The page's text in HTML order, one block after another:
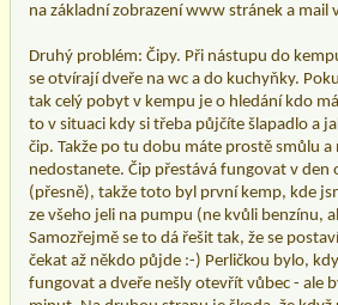
na základní zobrazení www stránek a mail
Druhý problém: Čipy. Při nástupu do
se otvírají dveře na wc a do kuchyňky.
tak celý pobyt v kempu je o hledání kdo
to v situaci kdy si třeba půjčíte šlapadlo a
čip. Takže po tu dobu máte prostě smůlu a
nedostanete. Čip přestává fungovat v den
(přesně), takže toto byl první kemp, kde
ze všeho jeli na pumpu (ne kvůli benzínu,
Samozřejmě se to dá řešit tak, že se
čekat až někdo půjde :-) Perličkou bylo,
fungovat a dveře nešly otevřít vůbec - ale